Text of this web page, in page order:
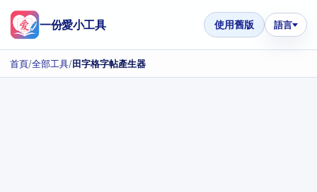
一份愛小工具 使用舊版 語言
首頁/全部工具/田字格字帖產生器